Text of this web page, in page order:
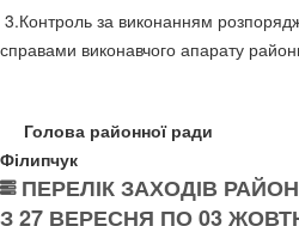
3.Контроль за виконанням
справами виконавчого апарату
Голова
Філипчук
ПЕРЕЛІК ЗАХОДІВ
З 27 ВЕРЕСНЯ ПО 03